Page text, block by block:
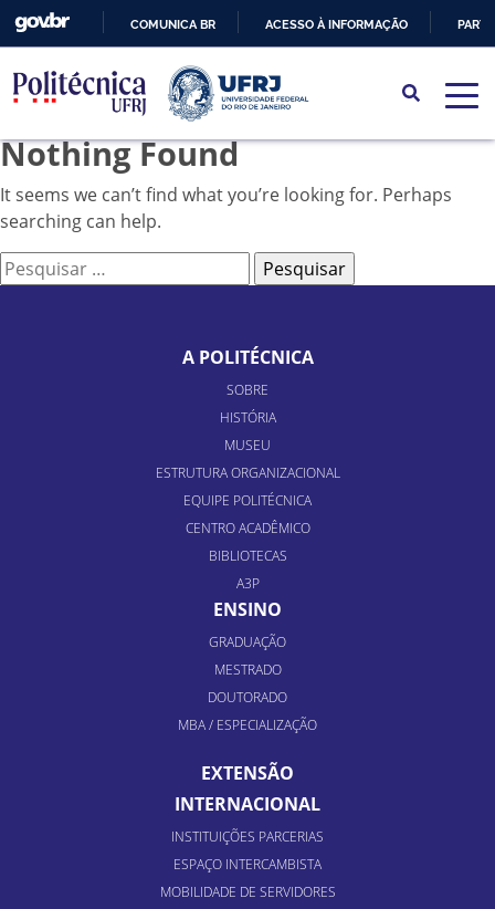
PARA
O
CONTEÚDO
COMUNICA BR ACESSO À INFORMAÇÃO
Nothing Found
It seems we can’t find what you’re looking for. Perhaps
searching can help.
Pesquisar
por:
A POLITÉCNICA
SOBRE
HISTÓRIA
MUSEU
ESTRUTURA ORGANIZACIONAL
EQUIPE POLITÉCNICA
CENTRO ACADÊMICO
BIBLIOTECAS
A3P
ENSINO
GRADUAÇÃO
MESTRADO
DOUTORADO
MBA / ESPECIALIZAÇÃO
EXTENSÃO
INTERNACIONAL
INSTITUIÇÕES PARCERIAS
ESPAÇO INTERCAMBISTA
MOBILIDADE DE SERVIDORES